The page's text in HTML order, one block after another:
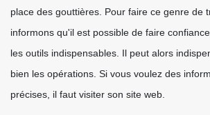
place des gouttières. Pour faire ce genre de
informons qu'il est possible de faire
les outils indispensables. Il peut alors
bien les opérations. Si vous voulez des
précises, il faut visiter son site web.